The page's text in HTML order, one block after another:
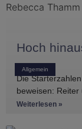
Allgemein
Hoch
Die
beweisen:
haben, gibt es
Weiterlesen »